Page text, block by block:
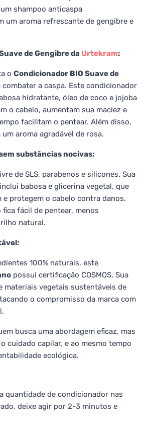
shampoo anticaspa
um aroma refrescante de gengibre e
de Gengibre da Urtekram:
o Condicionador BIO Suave de
combater a caspa. Este condicionador
hidratante, óleo de coco e jojoba
o cabelo, aumentam sua maciez e
facilitam o pentear. Além disso,
aroma agradável de rosa.
substâncias nocivas:
de SLS, parabenos e silicones. Sua
babosa e glicerina vegetal, que
protegem o cabelo contra danos.
fácil de pentear, menos
natural.
100% naturais, este
possui certificação COSMOS. Sua
materiais vegetais sustentáveis de
o compromisso da marca com
busca uma abordagem eficaz, mas
cuidado capilar, e ao mesmo tempo
ecológica.
quantidade de condicionador nas
deixe agir por 2-3 minutos e